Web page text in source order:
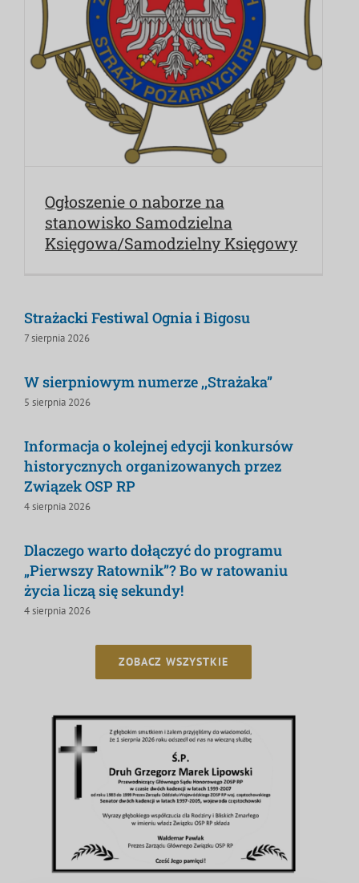
Ogłoszenie o naborze na
stanowisko Samodzielna
Księgowa/Samodzielny Księgowy
Strażacki Festiwal Ognia i Bigosu
7 sierpnia 2026
W sierpniowym numerze ,,Strażaka”
5 sierpnia 2026
Informacja o kolejnej edycji konkursów
historycznych organizowanych przez
Związek OSP RP
4 sierpnia 2026
Dlaczego warto dołączyć do programu
„Pierwszy Ratownik”? Bo w ratowaniu
życia liczą się sekundy!
4 sierpnia 2026
ZOBACZ WSZYSTKIE